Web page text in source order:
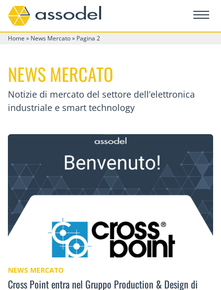
Home » News Mercato» Pagina 2
NEWS MERCATO
Notizie di mercato del settore dell’elettronica
industriale e smart technology
NEWS MERCATO
Cross Point entra nel Gruppo Production & Design di